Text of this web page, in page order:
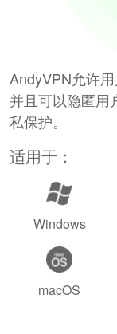
AndyVPN允许
并且可以隐匿用
私保护。
适用于：
Windows
macOS